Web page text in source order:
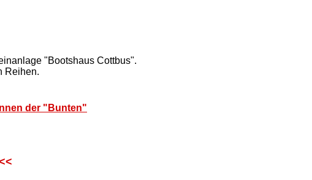
"Bootshaus Cottbus".
Reihen.
der "Bunten"